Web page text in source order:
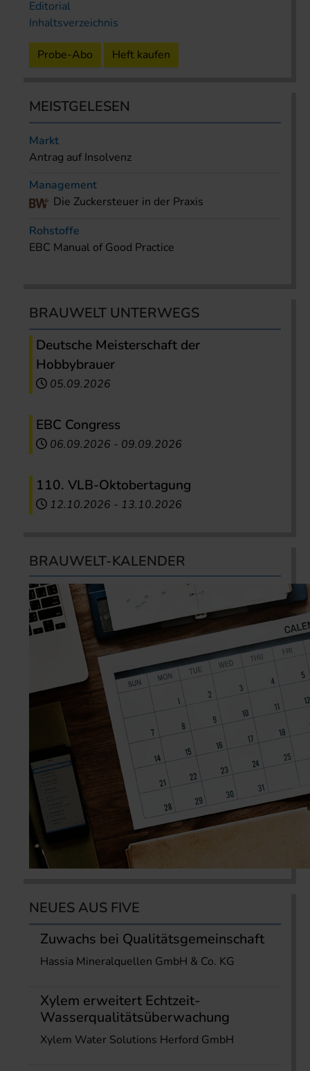
Editorial
Inhaltsverzeichnis
Probe-Abo Heft kaufen
MEISTGELESEN
Markt
Antrag auf Insolvenz
Management
Die Zuckersteuer in der Praxis
Rohstoffe
EBC Manual of Good Practice
BRAUWELT UNTERWEGS
Deutsche Meisterschaft der
Hobbybrauer
05.09.2026
EBC Congress
06.09.2026 - 09.09.2026
110. VLB-Oktobertagung
12.10.2026 - 13.10.2026
BRAUWELT-KALENDER
NEUES AUS FIVE
Zuwachs bei Qualitätsgemeinschaft
Hassia Mineralquellen GmbH & Co. KG
Xylem erweitert Echtzeit-
Wasserqualitätsüberwachung
Xylem Water Solutions Herford GmbH